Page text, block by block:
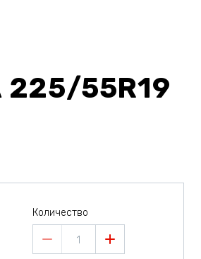
225/55R19
Количество
1